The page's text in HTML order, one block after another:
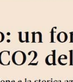
TIPO DEFH1IR